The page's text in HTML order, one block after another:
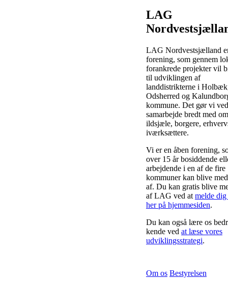
LAG
LAG Nordvestsjælland
forening, som gennem
forankrede projekter vil
til udviklingen af
landdistrikterne i
Odsherred og
kommune. Det gør vi
samarbejde bredt med
ildsjæle, borgere,
iværksættere.
Vi er en åben forening,
over 15 år bosiddende
arbejdende i en af de fire
kommuner kan blive
af. Du kan gratis blive
af LAG ved at melde
her på hjemmesiden.
Du kan også lære os
kende ved at læse vores
udviklingsstrategi.
Om os Bestyrelsen